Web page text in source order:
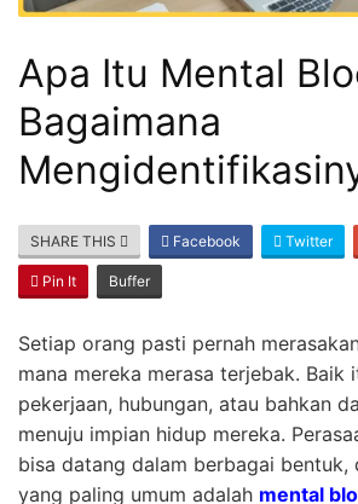
Apa Itu Mental
Bagaimana
SHARE THIS Facebook Twitter
Pin It Buffer
Setiap orang pasti pernah
mana mereka merasa terjebak. Baik
pekerjaan, hubungan, atau bahkan
menuju impian hidup mereka.
bisa datang dalam berbagai bentuk,
yang paling umum adalah mental